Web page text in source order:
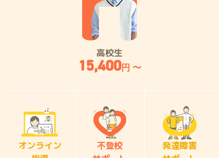
高校生
15,400円 〜
オンライン
不登校
発達障害